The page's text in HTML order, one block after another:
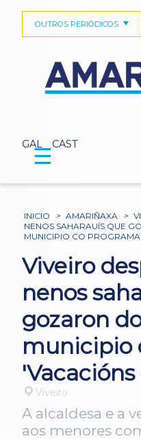
GAL CAST
OUTROS PERIÓDICOS
☰
INICIO > AMARIÑAXA >
NENOS SAHARAUÍS QUE
MUNICIPIO CO
Viveiro
nenos
gozaron
municipio
'Vacacións
Viveiro
A alcaldesa e a
aos menores